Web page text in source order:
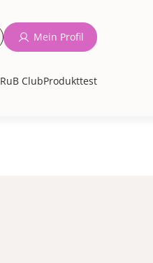
RuB ClubProdukttest
Mein Profil